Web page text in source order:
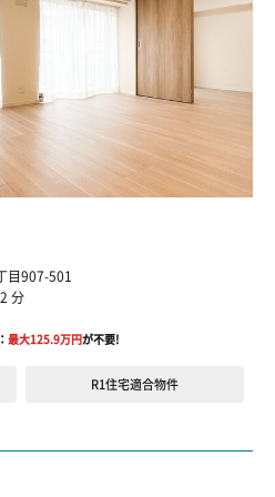
目907-501
分
最大125.9万円が不要!
R1住宅適合物件